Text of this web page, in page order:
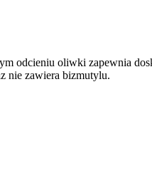
odcieniu oliwki zapewnia
nie zawiera bizmutylu.